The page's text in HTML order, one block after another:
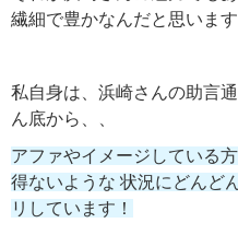
繊細で豊かなんだと思います
私自身は、浜崎さんの助言
ん底から、、
アファやイメージしている
得ないような 状況にどんど
リしています！